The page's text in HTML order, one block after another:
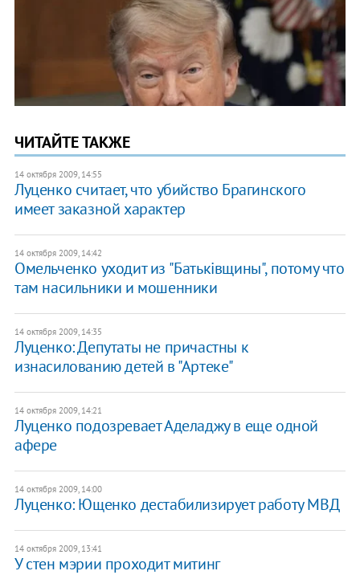
ЧИТАЙТЕ ТАКЖЕ
14 октября 2009, 14:55
Луценко считает, что убийство Брагинского
имеет заказной характер
14 октября 2009, 14:42
Омельченко уходит из "Батьківщины", потому что
там насильники и мошенники
14 октября 2009, 14:35
Луценко: Депутаты не причастны к
изнасилованию детей в "Артеке"
14 октября 2009, 14:21
Луценко подозревает Аделаджу в еще одной
афере
14 октября 2009, 14:00
Луценко: Ющенко дестабилизирует работу МВД
14 октября 2009, 13:41
У стен мэрии проходит митинг